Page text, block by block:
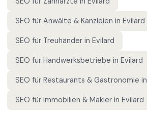
SEO für Anwälte & Kanzleien in Evilard
SEO für Treuhänder in Evilard
SEO für Handwerksbetriebe in Evilard
SEO für Restaurants & Gastronomie in
SEO für Immobilien & Makler in Evilard